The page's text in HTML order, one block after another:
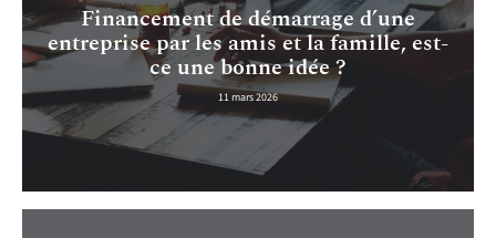
Financement de démarrage d’une
entreprise par les amis et la famille, est-
ce une bonne idée ?
11 mars 2026